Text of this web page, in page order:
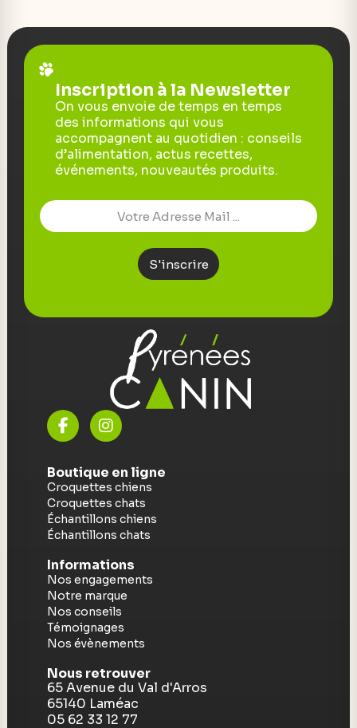
Inscription à la Newsletter
On vous envoie de temps en temps
des informations qui vous
accompagnent au quotidien : conseils
d’alimentation, actus recettes,
événements, nouveautés produits.
S'inscrire
Boutique en ligne
Croquettes chiens
Croquettes chats
Échantillons chiens
Échantillons chats
Informations
Nos engagements
Notre marque
Nos conseils
Témoignages
Nos évènements
Nous retrouver
65 Avenue du Val d'Arros
65140 Laméac
05 62 33 12 77